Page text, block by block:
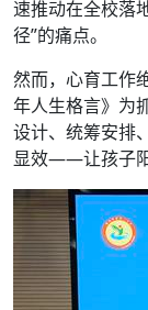
速推动在全校落
径”的痛点。
然而，心育工作
年人生格言》为
设计、统筹安排
显效——让孩子阳